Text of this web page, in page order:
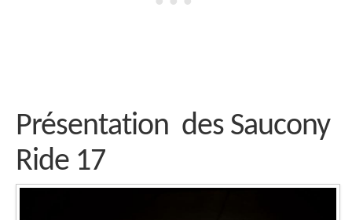
Présentation des Saucony
Ride 17